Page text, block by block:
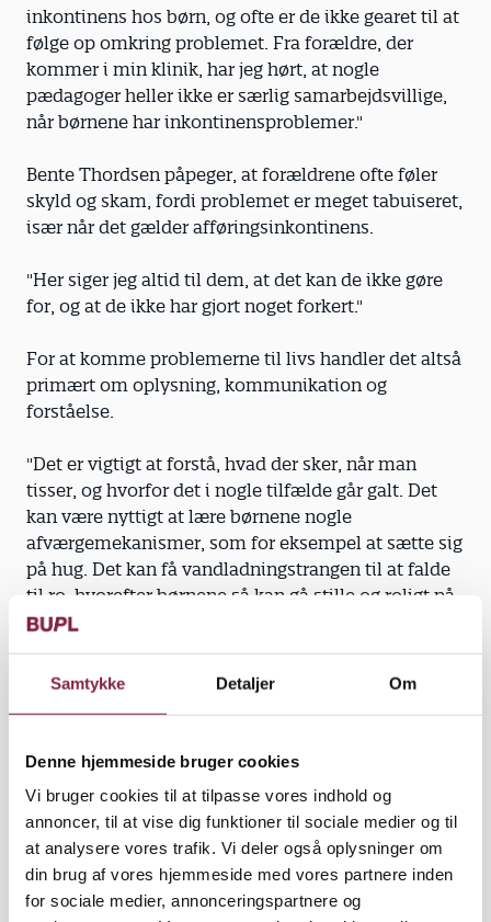
Samtykke Detaljer Om
Denne hjemmeside bruger cookies
Vi bruger cookies til at tilpasse vores indhold og
annoncer, til at vise dig funktioner til sociale medier og til
at analysere vores trafik. Vi deler også oplysninger om
din brug af vores hjemmeside med vores partnere inden
for sociale medier, annonceringspartnere og
inkontinens hos børn, og ofte er de ikke gearet til at
følge op omkring problemet. Fra forældre, der
kommer i min klinik, har jeg hørt, at nogle
pædagoger heller ikke er særlig samarbejdsvillige,
når børnene har inkontinensproblemer."
Bente Thordsen påpeger, at forældrene ofte føler
skyld og skam, fordi problemet er meget tabuiseret,
især når det gælder afføringsinkontinens.
"Her siger jeg altid til dem, at det kan de ikke gøre
for, og at de ikke har gjort noget forkert."
For at komme problemerne til livs handler det altså
primært om oplysning, kommunikation og
forståelse.
"Det er vigtigt at forstå, hvad der sker, når man
tisser, og hvorfor det i nogle tilfælde går galt. Det
kan være nyttigt at lære børnene nogle
afværgemekanismer, som for eksempel at sætte sig
på hug. Det kan få vandladningstrangen til at falde
til ro, hvorefter børnene så kan gå stille og roligt på
toilettet," siger Bente Thordsen,
Ulla Kabbelgaard går et skridt videre og mener, at
den modnes. Hun lægger op til, at pædagogerne
ikke er i orden. For er de ikke det, er det svært at
give børnene gode og sunde toiletvaner.
"I mange institutioner er forholdene ikke optimale.
Hvad enten børnene skal tisse eller lave pølser, så